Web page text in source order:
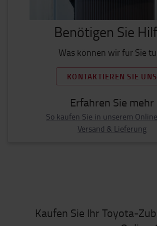
Benötigen Sie
Was können wir für Sie
KONTAKTIEREN SIE UNS
Erfahren Sie mehr
So kaufen Sie in unserem
Versand & Lieferung
Kaufen Sie Ihr Toyota-